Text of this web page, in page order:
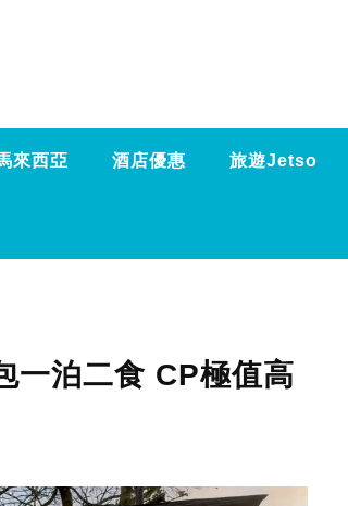
來西亞 酒店優惠 旅遊Jetso
一泊二食 CP極值高